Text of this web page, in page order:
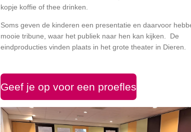
kopje koffie of thee drinken.
Soms geven de kinderen een presentatie en daarvoor
mooie tribune, waar het publiek naar hen kan kijken. De
eindproducties vinden plaats in het grote theater in Dieren.
Geef je op voor een proefles